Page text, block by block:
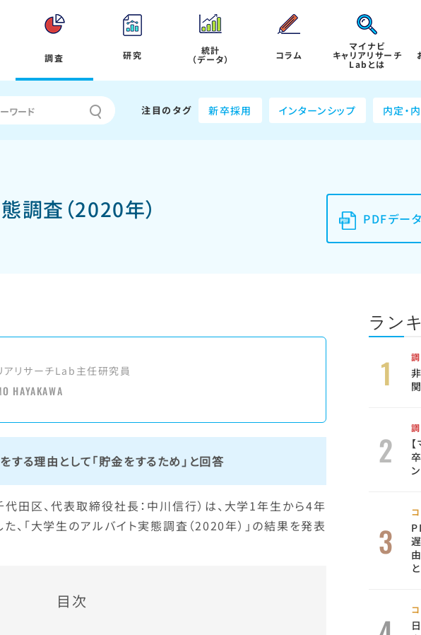
調査 研究 統計
（データ） コラム
マイナビ
キャリアリサーチ
Labとは
注目のタグ 新卒採用 インターンシップ 内定・
調査（2020年） PDFデー
アリサーチLab主任研究員
HAYAKAWA
する理由として「貯金をするため」と回答
代田区、代表取締役社長：中川信行）は、大学1年生から4年
、「大学生のアルバイト実態調査（2020年）」の結果を発表
目次
ラン